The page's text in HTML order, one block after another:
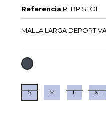
Referencia RLBRISTOL
MALLA LARGA
NEGRO
S M L XL